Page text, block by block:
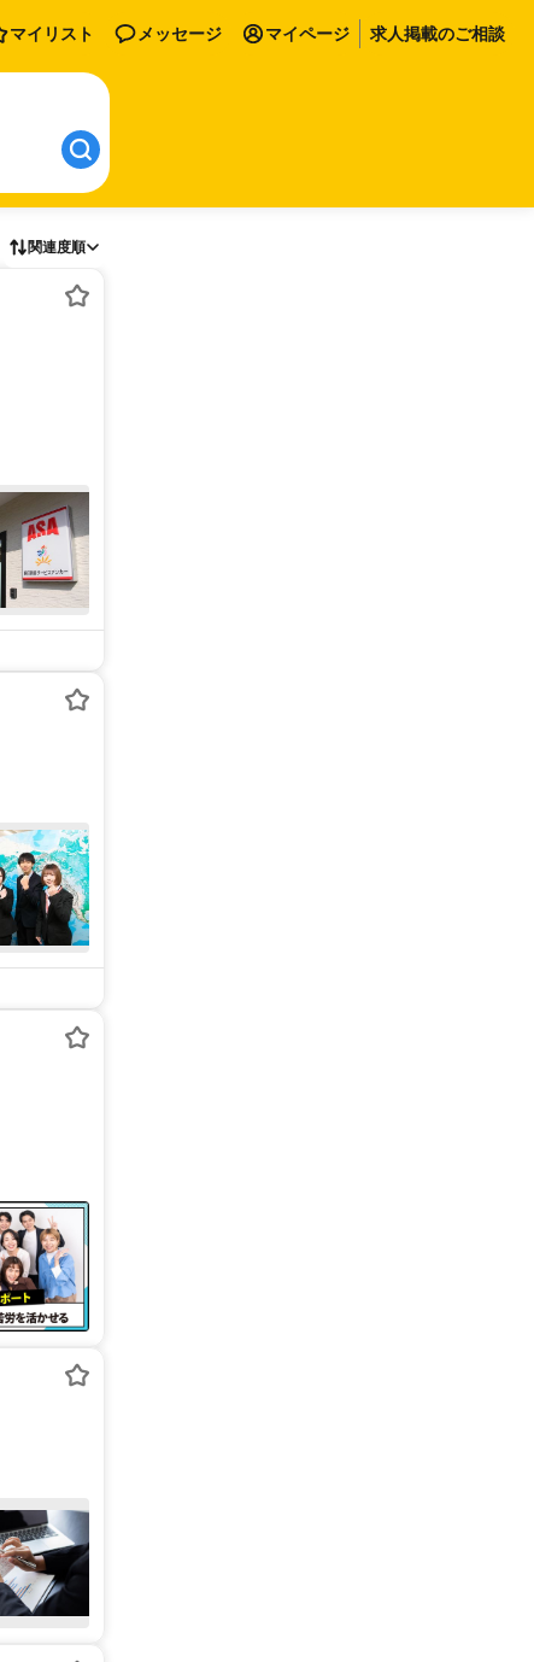
マイリスト メッセージ マイページ 求人掲載のご相談
関連度順